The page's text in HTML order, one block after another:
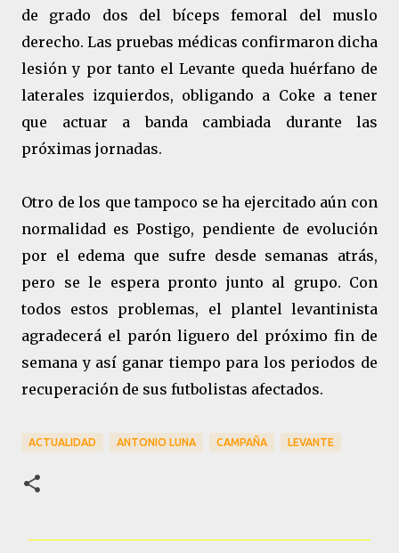
de grado dos del bíceps femoral del muslo
derecho. Las pruebas médicas confirmaron dicha
lesión y por tanto el Levante queda huérfano de
laterales izquierdos, obligando a Coke a tener
que actuar a banda cambiada durante las
próximas jornadas.
Otro de los que tampoco se ha ejercitado aún con
normalidad es Postigo, pendiente de evolución
por el edema que sufre desde semanas atrás,
pero se le espera pronto junto al grupo. Con
todos estos problemas, el plantel levantinista
agradecerá el parón liguero del próximo fin de
semana y así ganar tiempo para los periodos de
recuperación de sus futbolistas afectados.
ACTUALIDAD ANTONIO LUNA CAMPAÑA LEVANTE